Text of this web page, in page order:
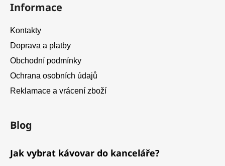
Informace
Kontakty
Doprava a platby
Obchodní podmínky
Ochrana osobních údajů
Reklamace a vrácení zboží
Blog
Jak vybrat kávovar do kanceláře?